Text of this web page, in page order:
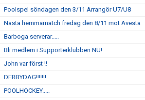
Poolspel söndagen den 3/11 Arrangör U7/U8
Nästa hemmamatch fredag den 8/11 mot Avesta
Barboga serverar.....
Bli medlem i Supporterklubben NU!
John var först !!
DERBYDAG!!!!!!!
POOLHOCKEY.....